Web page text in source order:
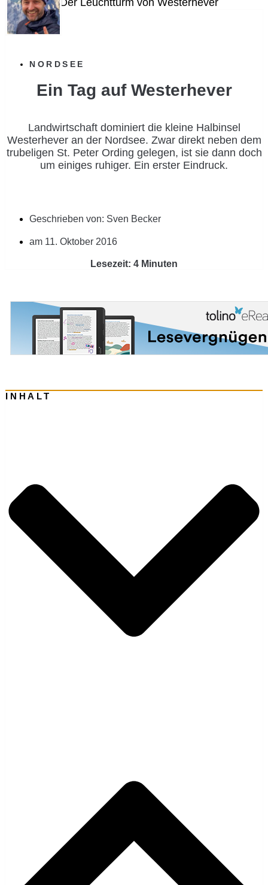
NORDSEE
Ein Tag auf Westerhever
Landwirtschaft dominiert die kleine Halbinsel
Westerhever an der Nordsee. Zwar direkt neben dem
trubeligen St. Peter Ording gelegen, ist sie dann doch
um einiges ruhiger. Ein erster Eindruck.
Geschrieben von: Sven Becker
am 11. Oktober 2016
Lesezeit: 4 Minuten
INHALT